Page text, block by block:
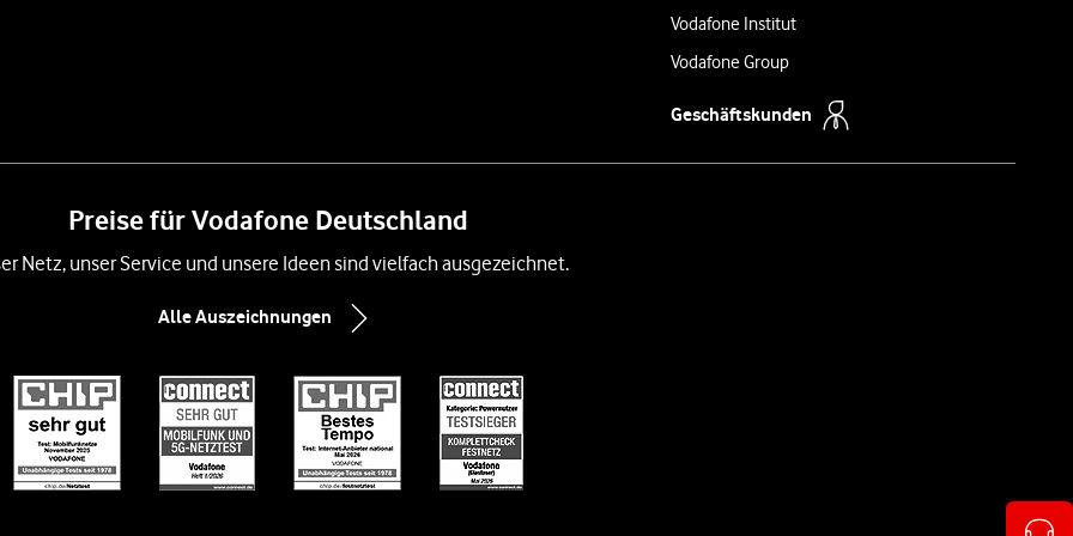
Vodafone Institut
Vodafone Group
Geschäftskunden
Preise für Vodafone Deutschland
Netz, unser Service und unsere Ideen sind vielfach ausgezeichnet.
Alle Auszeichnungen